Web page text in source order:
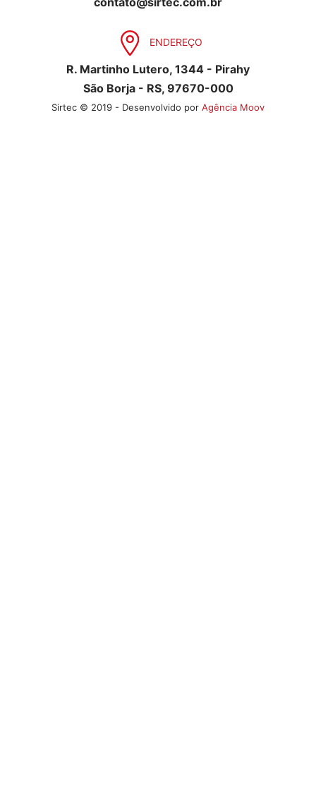
ENDEREÇO
R. Martinho Lutero, 1344 - Pirahy
São Borja - RS, 97670-000
Sirtec © 2019 - Desenvolvido por Agência Moov